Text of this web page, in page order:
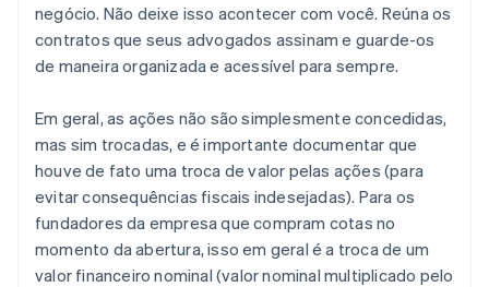
negócio. Não deixe isso acontecer com você. Reúna os
contratos que seus advogados assinam e guarde-os
de maneira organizada e acessível para sempre.
Em geral, as ações não são simplesmente concedidas,
mas sim trocadas, e é importante documentar que
houve de fato uma troca de valor pelas ações (para
evitar consequências fiscais indesejadas). Para os
fundadores da empresa que compram cotas no
momento da abertura, isso em geral é a troca de um
valor financeiro nominal (valor nominal multiplicado pelo